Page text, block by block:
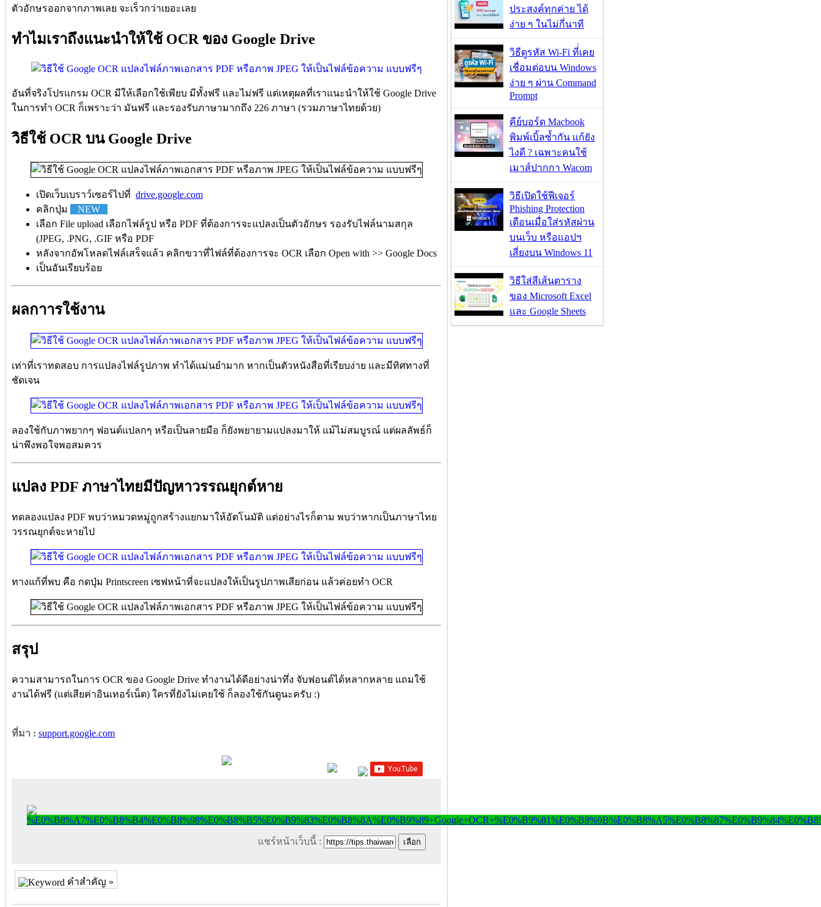
ตัวอักษรออกจากภาพเลย จะเร็วกว่าเยอะเลย
ทำไมเราถึงแนะนำให้ใช้ OCR ของ Google Drive
อันที่จริงโปรแกรม OCR มีให้เลือกใช้เพียบ มีทั้งฟรี และไม่ฟรี แต่เหตุผลที่เราแนะนำให้ใช้ Google Drive
ในการทำ OCR ก็เพราะว่า มันฟรี และรองรับภาษามากถึง 226 ภาษา (รวมภาษาไทยด้วย)
วิธีใช้ OCR บน Google Drive
เปิดเว็บเบราว์เซอร์ไปที่ drive.google.com
คลิกปุ่ม
NEW
เลือก File upload เลือกไฟล์รูป หรือ PDF ที่ต้องการจะแปลงเป็นตัวอักษร รองรับไฟล์นามสกุล
(JPEG, .PNG, .GIF หรือ PDF
หลังจากอัพโหลดไฟล์เสร็จแล้ว คลิกขวาที่ไฟล์ที่ต้องการจะ OCR เลือก Open with >> Google Docs
เป็นอันเรียบร้อย
ผลกาารใช้งาน
เท่าที่เราทดสอบ การแปลงไฟล์รูปภาพ ทำได้แม่นยำมาก หากเป็นตัวหนังสือที่เรียบง่าย และมีทิศทางที่
ชัดเจน
ลองใช้กับภาพยากๆ ฟอนต์แปลกๆ หรือเป็นลายมือ ก็ยังพยายามแปลงมาให้ แม้ไม่สมบูรณ์ แต่ผลลัพธ์ก็
น่าพึงพอใจพอสมควร
แปลง PDF ภาษาไทยมีปัญหาวรรณยุกต์หาย
ทดลองแปลง PDF พบว่าหมวดหมู่ถูกสร้างแยกมาให้อัตโนมัติ แต่อย่างไรก็ตาม พบว่าหากเป็นภาษาไทย
วรรณยุกต์จะหายไป
ทางแก้ที่พบ คือ กดปุ่ม Printscreen เซฟหน้าที่จะแปลงให้เป็นรูปภาพเสียก่อน แล้วค่อยทำ OCR
สรุป
ความสามารถในการ OCR ของ Google Drive ทำงานได้ดีอย่างน่าทึ่ง จับฟอนต์ได้หลากหลาย แถมใช้
งานได้ฟรี (แต่เสียค่าอินเทอร์เน็ต) ใครที่ยังไม่เคยใช้ ก็ลองใช้กันดูนะครับ :)
ที่มา : support.google.com
แชร์หน้าเว็บนี้ :
คำสำคัญ »
ประสงค์ทุกค่าย ได้
ง่าย ๆ ในไม่กี่นาที
วิธีดูรหัส Wi-Fi ที่่เคย
เชื่อมต่อบน Windows
ง่าย ๆ ผ่าน Command
Prompt
คีย์บอร์ด Macbook
พิมพ์เบิ้ลซ้ำกัน แก้ยัง
ไงดี ? เฉพาะคนใช้
เมาส์ปากกา Wacom
วิธีเปิดใช้ฟีเจอร์
Phishing Protection
เตือนเมื่อใส่รหัสผ่าน
บนเว็บ หรือแอปฯ
เสี่ยงบน Windows 11
วิธีใส่สีเส้นตาราง
ของ Microsoft Excel
และ Google Sheets